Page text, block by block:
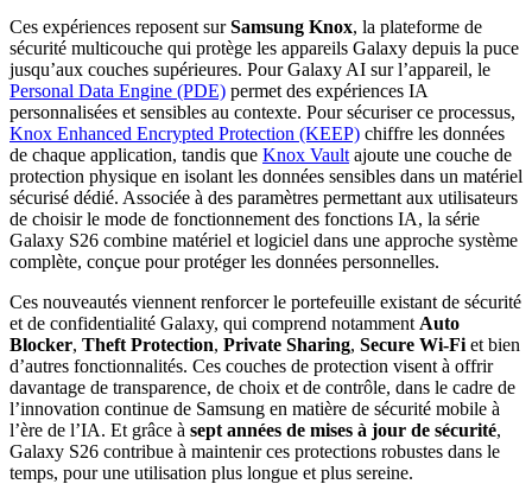
Ces expériences reposent surSamsung Knox, la plateforme de
sécurité multicouche qui protège les appareils Galaxy depuis la puce
jusqu’aux couches supérieures. Pour Galaxy AI sur l’appareil, le
Personal Data Engine (PDE) permet des expériences IA
personnalisées et sensibles au contexte. Pour sécuriser ce processus,
Knox Enhanced Encrypted Protection (KEEP) chiffre les données
de chaque application, tandis que Knox Vault ajoute une couche de
protection physique en isolant les données sensibles dans un matériel
sécurisé dédié. Associée à des paramètres permettant aux utilisateurs
de choisir le mode de fonctionnement des fonctions IA, la série
Galaxy S26 combine matériel et logiciel dans une approche système
complète, conçue pour protéger les données personnelles.
Ces nouveautés viennent renforcer le portefeuille existant de sécurité
et de confidentialité Galaxy, qui comprend notamment Auto
Blocker, Theft Protection, Private Sharing, Secure Wi-Fi et bien
d’autres fonctionnalités. Ces couches de protection visent à offrir
davantage de transparence, de choix et de contrôle, dans le cadre de
l’innovation continue de Samsung en matière de sécurité mobile à
l’ère de l’IA. Et grâce à sept années de mises à jour de sécurité,
Galaxy S26 contribue à maintenir ces protections robustes dans le
temps, pour une utilisation plus longue et plus sereine.